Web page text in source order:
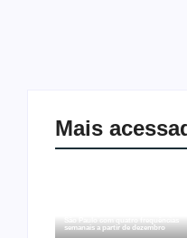
Mais
São Paulo com quatro frequências
semanais a partir de dezembro